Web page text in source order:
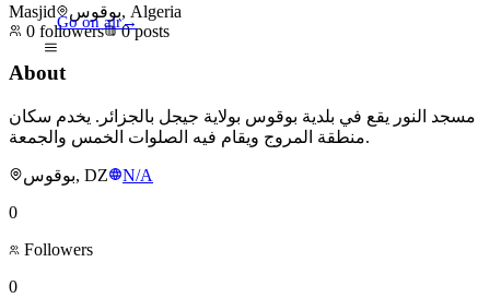
Go on air→
Masjid
بوقوس, Algeria
0 followers 0 posts
About
مسجد النور يقع في بلدية بوقوس بولاية جيجل بالجزائر. يخدم سكان
منطقة المروج ويقام فيه الصلوات الخمس والجمعة.
بوقوس, DZ
N/A
0
Followers
0